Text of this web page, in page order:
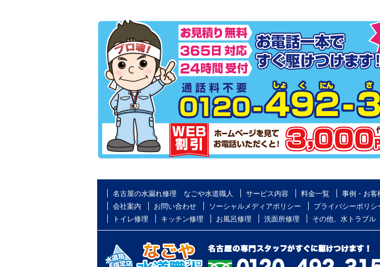
名古屋の水漏れ修理 なごや水道職人 サービス内容 料金一覧 事例・お客
会社案内
お問い合わせ ソーシャルメディアポリシー
プライバシーポリシ
トイレ修理
キッチン修理 お風呂修理 洗面所修理 その他、水トラブル